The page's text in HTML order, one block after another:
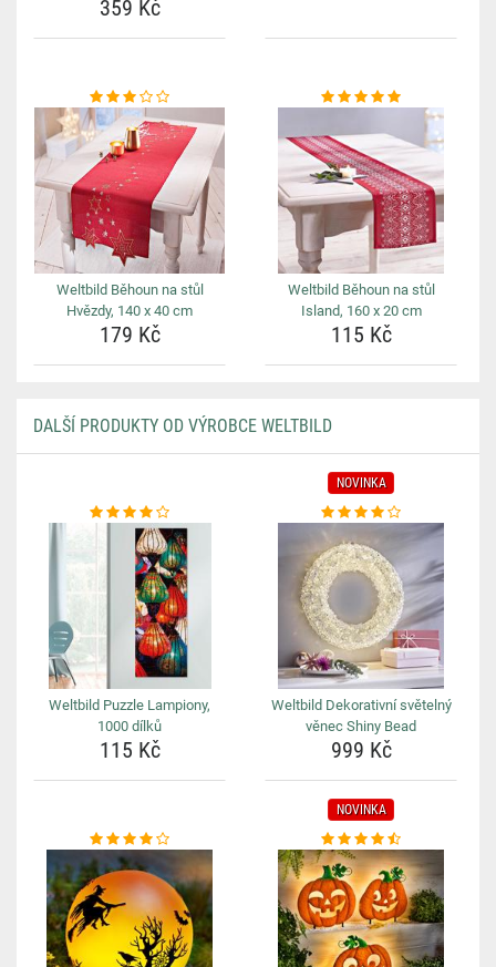
359 Kč
Weltbild Běhoun na stůl
Hvězdy, 140 x 40 cm
179 Kč
Weltbild Běhoun na stůl
Island, 160 x 20 cm
115 Kč
DALŠÍ PRODUKTY OD VÝROBCE WELTBILD
Weltbild Puzzle Lampiony,
1000 dílků
115 Kč
NOVINKA
Weltbild Dekorativní světelný
věnec Shiny Bead
999 Kč
NOVINKA